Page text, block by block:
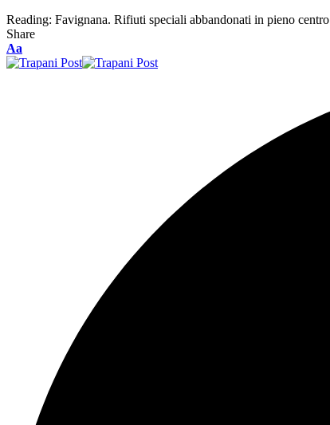
Reading: Favignana. Rifiuti speciali abbandonati in pieno centro
Share
Font
Resizer
Aa